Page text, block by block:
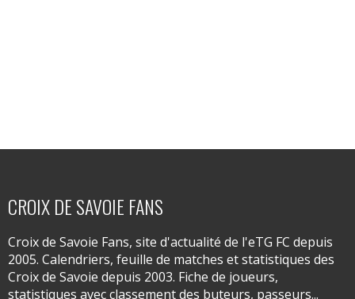
CROIX DE SAVOIE FANS
Croix de Savoie Fans, site d'actualité de l'eTG FC depuis
2005. Calendriers, feuille de matches et statistiques des
Croix de Savoie depuis 2003. Fiche de joueurs,
statistiques avec classement des buteurs, passeurs...